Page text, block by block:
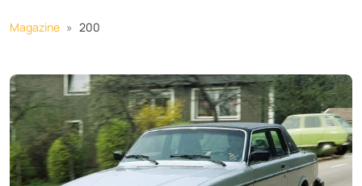
Magazine 200